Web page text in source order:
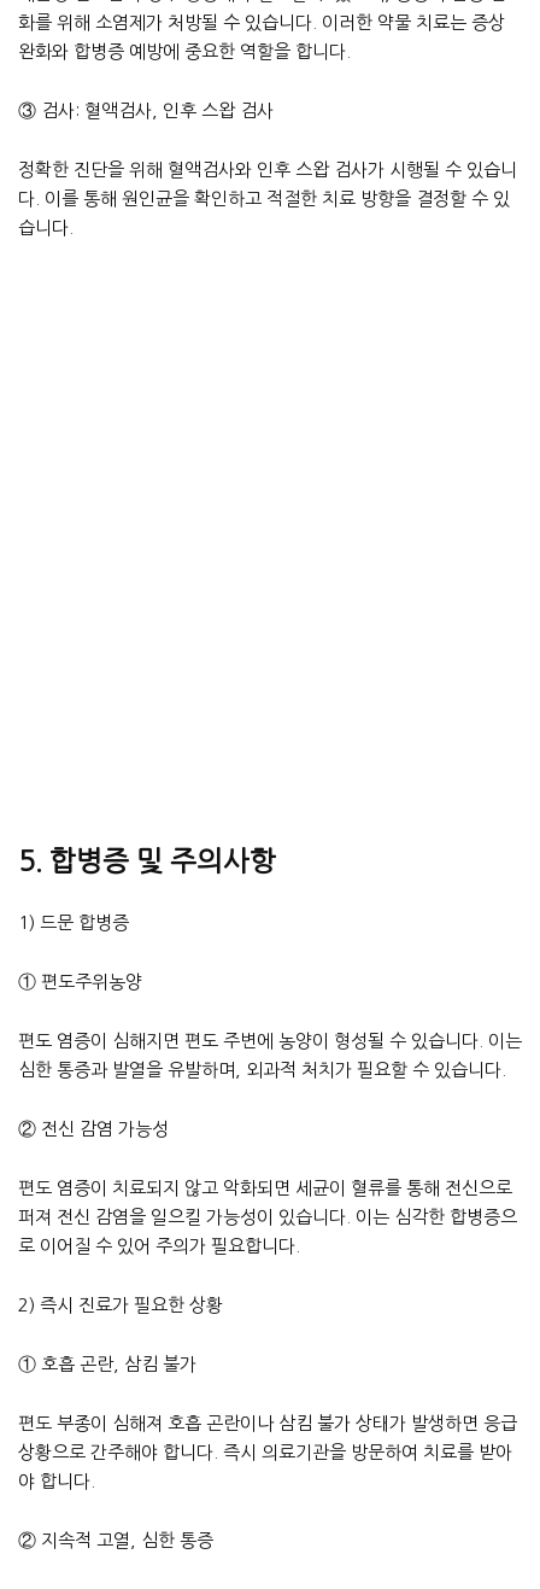
화를 위해 소염제가 처방될 수 있습니다. 이러한 약물 치료는 증상
완화와 합병증 예방에 중요한 역할을 합니다.
③ 검사: 혈액검사, 인후 스왑 검사
정확한 진단을 위해 혈액검사와 인후 스왑 검사가 시행될 수 있습니
다. 이를 통해 원인균을 확인하고 적절한 치료 방향을 결정할 수 있
습니다.
5. 합병증 및 주의사항
1) 드문 합병증
① 편도주위농양
편도 염증이 심해지면 편도 주변에 농양이 형성될 수 있습니다. 이는
심한 통증과 발열을 유발하며, 외과적 처치가 필요할 수 있습니다.
② 전신 감염 가능성
편도 염증이 치료되지 않고 악화되면 세균이 혈류를 통해 전신으로
퍼져 전신 감염을 일으킬 가능성이 있습니다. 이는 심각한 합병증으
로 이어질 수 있어 주의가 필요합니다.
2) 즉시 진료가 필요한 상황
① 호흡 곤란, 삼킴 불가
편도 부종이 심해져 호흡 곤란이나 삼킴 불가 상태가 발생하면 응급
상황으로 간주해야 합니다. 즉시 의료기관을 방문하여 치료를 받아
야 합니다.
② 지속적 고열, 심한 통증